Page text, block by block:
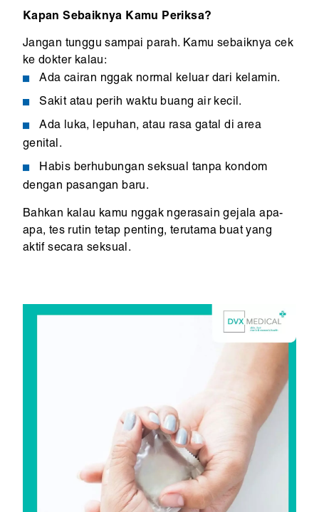
Kapan Sebaiknya Kamu Periksa?
Jangan tunggu sampai parah. Kamu sebaiknya cek
ke dokter kalau:
Ada cairan nggak normal keluar dari kelamin.
Sakit atau perih waktu buang air kecil.
Ada luka, lepuhan, atau rasa gatal di area
genital.
Habis berhubungan seksual tanpa kondom
dengan pasangan baru.
Bahkan kalau kamu nggak ngerasain gejala apa-
apa, tes rutin tetap penting, terutama buat yang
aktif secara seksual.